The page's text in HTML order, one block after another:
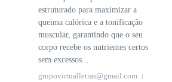
estruturado para maximizar a
queima calórica e a tonificação
muscular, garantindo que o seu
corpo recebe os nutrientes certos
sem excessos...
grupovirtualletras@gmail.com